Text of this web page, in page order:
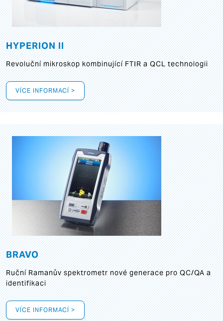
HYPERION II
Revoluční mikroskop kombinující FTIR a QCL technologii
VÍCE INFORMACÍ >
BRAVO
Ruční Ramanův spektrometr nové generace pro QC/QA a
identifikaci
VÍCE INFORMACÍ >